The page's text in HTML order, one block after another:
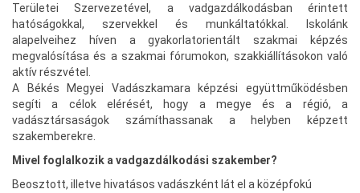
Területei Szervezetével, a vadgazdálkodásban érintett
hatóságokkal, szervekkel és munkáltatókkal. Iskolánk
alapelveihez híven a gyakorlatorientált szakmai képzés
megvalósítása és a szakmai fórumokon, szakkiállításokon való
aktív részvétel.
A Békés Megyei Vadászkamara képzési együttműködésben
segíti a célok elérését, hogy a megye és a régió, a
vadásztársaságok számíthassanak a helyben képzett
szakemberekre.
Mivel foglalkozik a vadgazdálkodási szakember?
Beosztott, illetve hivatásos vadászként lát el a középfokú